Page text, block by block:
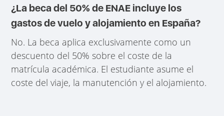
¿La beca del 50% de ENAE incluye los
gastos de vuelo y alojamiento en España?
No. La beca aplica exclusivamente como un
descuento del 50% sobre el coste de la
matrícula académica. El estudiante asume el
coste del viaje, la manutención y el alojamiento.